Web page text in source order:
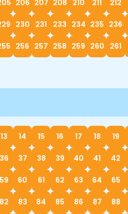
206 207 208 210 211 212
230 231 233 234 235 236
256 257 258 259 260 261
13 14 15 16 17 18 19
36 37 38 39 40 41 42
59 60 61 62 63 64 65
82 83 84 85 86 87 88